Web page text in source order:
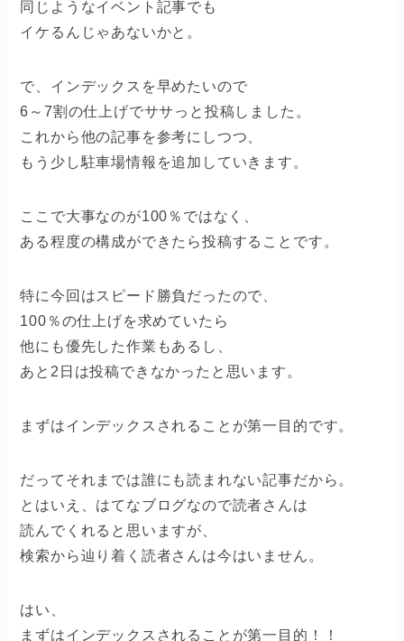
同じようなイベント記事でも
イケるんじゃあないかと。
で、インデックスを早めたいので
6～7割の仕上げでササっと投稿しました。
これから他の記事を参考にしつつ、
もう少し駐車場情報を追加していきます。
ここで大事なのが100％ではなく、
ある程度の構成ができたら投稿することです。
特に今回はスピード勝負だったので、
100％の仕上げを求めていたら
他にも優先した作業もあるし、
あと2日は投稿できなかったと思います。
まずはインデックスされることが第一目的です。
だってそれまでは誰にも読まれない記事だから。
とはいえ、はてなブログなので読者さんは
読んでくれると思いますが、
検索から辿り着く読者さんは今はいません。
はい、
まずはインデックスされることが第一目的！！